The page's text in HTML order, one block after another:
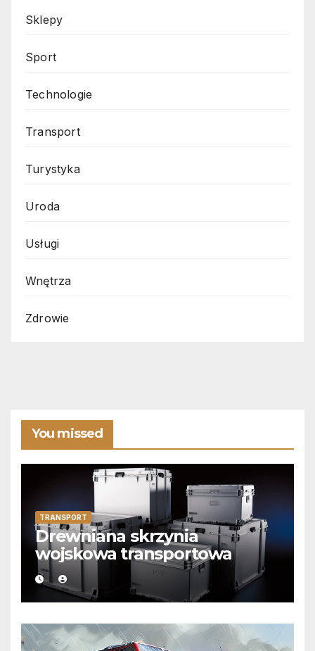
Sklepy
Sport
Technologie
Transport
Turystyka
Uroda
Usługi
Wnętrza
Zdrowie
You missed
TRANSPORT
Drewniana skrzynia
wojskowa transportowa